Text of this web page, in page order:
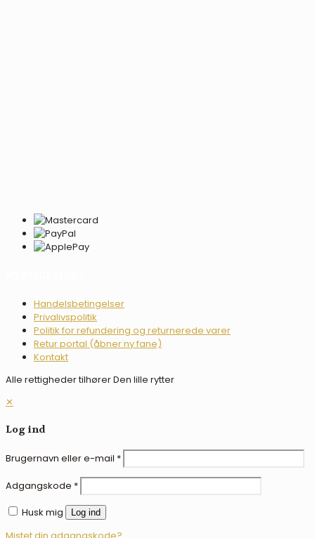
Handelsbetingelser
Privalivspolitik
Politik for refundering og returnerede varer
Retur portal (åbner ny fane)
Kontakt
Alle rettigheder tilhører Den lille rytter
✕
Log ind
Brugernavn eller e-mail *
Adgangskode *
Husk mig
Log ind
Mistet din adgangskode?